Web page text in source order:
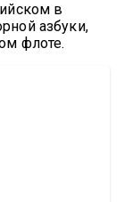
в
азбуки,
флоте.